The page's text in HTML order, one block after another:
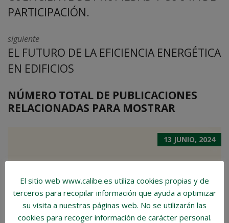
PARTICIPACIÓN.
siguiente
EL FUTURO DE LA EFICIENCIA ENERGÉTICA
EN EDIFICIOS
NÚMERO TOTAL DE PUBLICACIONES
RELACIONADAS PARA MOSTRAR
13 JUNIO, 2024
El sitio web www.calibe.es utiliza cookies propias y de
terceros para recopilar información que ayuda a optimizar
su visita a nuestras páginas web. No se utilizarán las
cookies para recoger información de carácter personal.